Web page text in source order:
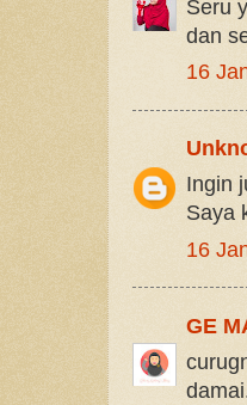
Seru
dan
16
Ingin
Saya
16
GE